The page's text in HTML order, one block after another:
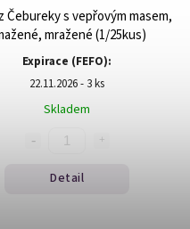
Čebureky s vepřovým masem,
mražené (1/25kus)
Expirace (FEFO):
22.11.2026 - 3 ks
Skladem
Detail